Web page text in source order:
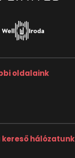
oldalaink
kereső hálózatunk